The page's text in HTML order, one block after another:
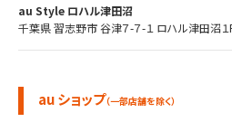
au Style ロハル津田沼
千葉県 習志野市 谷津７-７-１ ロハル津田沼１
au ショップ（一部店舗を除く）